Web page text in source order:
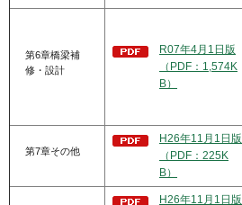
第6章橋梁補
修・設計
R07年4月1日版
（PDF：1,574K
B）
第7章その他
H26年11月1日版
（PDF：225K
B）
H26年11月1日版